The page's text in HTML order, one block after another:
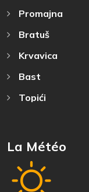
Promajna
Bratuš
Krvavica
Bast
Topići
La Météo